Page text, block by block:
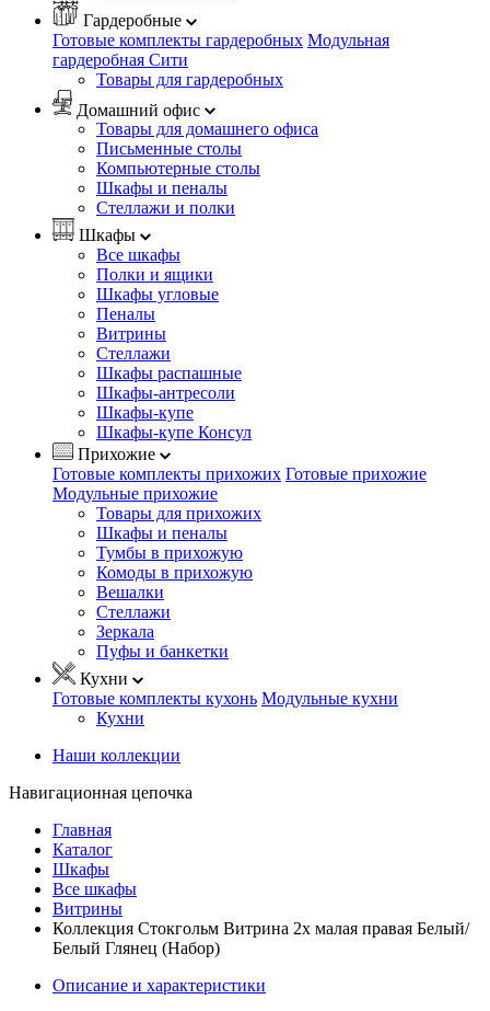
Гардеробные
Готовые комплекты гардеробных Модульная
гардеробная Сити
Товары для гардеробных
Домашний офис
Товары для домашнего офиса
Письменные столы
Компьютерные столы
Шкафы и пеналы
Стеллажи и полки
Шкафы
Все шкафы
Полки и ящики
Шкафы угловые
Пеналы
Витрины
Стеллажи
Шкафы распашные
Шкафы-антресоли
Шкафы-купе
Шкафы-купе Консул
Прихожие
Готовые комплекты прихожих Готовые прихожие
Модульные прихожие
Товары для прихожих
Шкафы и пеналы
Тумбы в прихожую
Комоды в прихожую
Вешалки
Стеллажи
Зеркала
Пуфы и банкетки
Кухни
Готовые комплекты кухонь Модульные кухни
Кухни
Наши коллекции
Навигационная цепочка
Главная
Каталог
Шкафы
Все шкафы
Витрины
Коллекция Стокгольм Витрина 2х малая правая Белый/
Белый Глянец (Набор)
Описание и характеристики